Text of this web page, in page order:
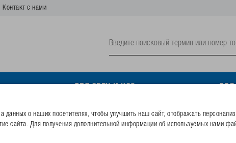
Контакт с нами
Регулировочный
о наших посетителях, чтобы улучшить наш сайт, отображать
сайта. Для получения дополнительной информации об используемых нами